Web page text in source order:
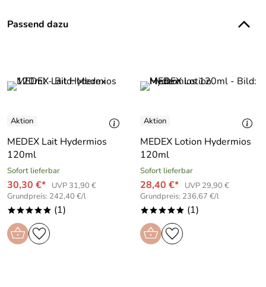
Passend dazu
MEDEX Lait Hydermios
120ml
Sofort lieferbar
30,30 €*
UVP 31,90 €
Grundpreis: 242,40 €/l
***** (1)
MEDEX Lotion Hydermios
120ml
Sofort lieferbar
28,40 €*
UVP 29,90 €
Grundpreis: 236,67 €/l
***** (1)